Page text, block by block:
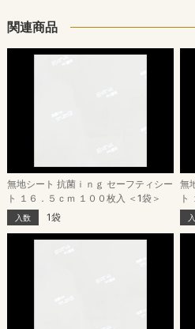
関連商品
無地シート 抗菌ｉｎｇ セーフティシー
ト １６．５ｃｍ １００枚入 ＜1袋＞
入数 1袋
無
ト